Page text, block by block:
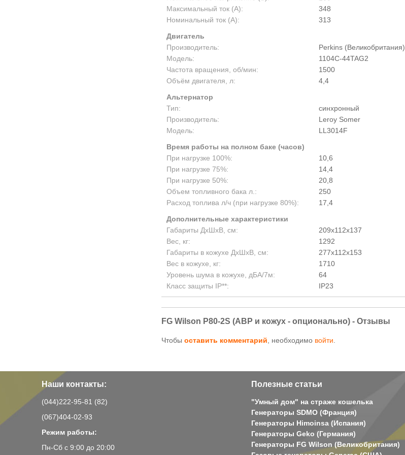
Максимальный ток (А):
348
Номинальный ток (А):
313
Двигатель
Производитель:
Perkins (Великобритания)
Модель:
1104C-44TAG2
Частота вращения, об/мин:
1500
Объём двигателя, л:
4,4
Альтернатор
Тип:
синхронный
Производитель:
Leroy Somer
Модель:
LL3014F
Время работы на полном баке (часов)
При нагрузке 100%:
10,6
При нагрузке 75%:
14,4
При нагрузке 50%:
20,8
Объем топливного бака л.:
250
Расход топлива л/ч (при нагрузке 80%):
17,4
Дополнительные характеристики
Габариты ДхШхВ, см:
209х112х137
Вес, кг:
1292
Габариты в кожухе ДхШхВ, см:
277x112x153
Вес в кожухе, кг:
1710
Уровень шума в кожухе, дБА/7м:
64
Класс защиты IP**:
IP23
FG Wilson P80-2S (АВР и кожух - опционально) - Отзывы
Чтобы оставить комментарий , необходимо войти
Наши контакты:
(044)222-95-81 (82)
(067)404-02-93
Режим работы:
Пн-Сб с 9:00 до 20:00
Полезные статьи
"Умный дом" на страже кошелька
Генераторы SDMO (Франция)
Генераторы Himoinsa (Испания)
Генераторы Geko (Германия)
Генераторы FG Wilson (Великобритания)